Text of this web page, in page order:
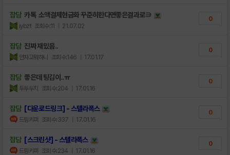
잡담 카톡 소액결제현금화 꾸준히한다면좋은결과로∋
iybzt 조회수:11 | 21.07.02
0
잡담 진짜 재밌음..
안자고뭐하니 조회수:146 | 17.01.17
0
잡담 좋은데 팅김이..ㅠ
두두두치 조회수:204 | 17.01.16
0
잡담 [다운로드링크] - 스텔라폭스
드림키퍼 조회수:337 | 17.01.16
0
잡담 [스크린샷] - 스텔라폭스
드림키퍼 조회수:234 | 17.01.16
0